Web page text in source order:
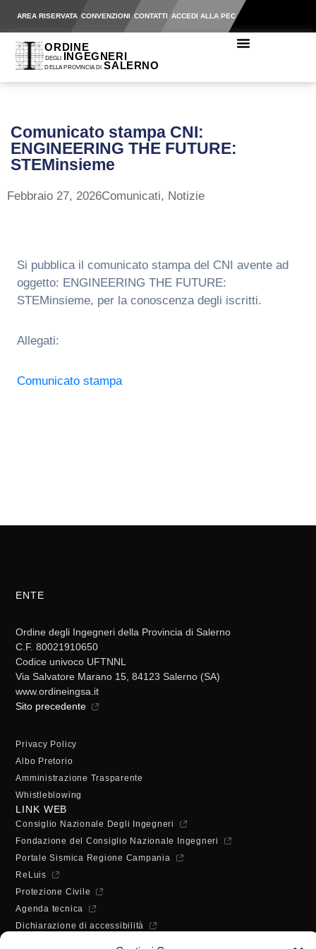
AREA RISERVATA CONVENZIONI CONTATTI ACCEDI ALLA PEC
Comunicato stampa CNI:
ENGINEERING THE FUTURE:
STEMinsieme
Febbraio 27, 2026Comunicati, Notizie
Si pubblica il comunicato stampa del CNI avente ad
oggetto: ENGINEERING THE FUTURE:
STEMinsieme, per la conoscenza degli iscritti.
Allegati:
Comunicato stampa
ENTE
Ordine degli Ingegneri della Provincia di Salerno
C.F. 80021910650
Codice univoco UFTNNL
Via Salvatore Marano 15, 84123 Salerno (SA)
www.ordineingsa.it
Sito precedente
Privacy Policy
Albo Pretorio
Amministrazione Trasparente
Whistleblowing
LINK WEB
Consiglio Nazionale Degli Ingegneri
Fondazione del Consiglio Nazionale Ingegneri
Portale Sismica Regione Campania
ReLuis
Protezione Civile
Agenda tecnica
Dichiarazione di accessibilità